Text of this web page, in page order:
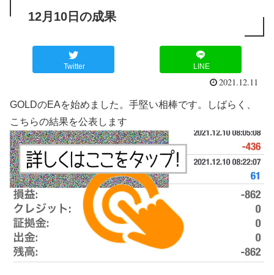
12月10日の成果
Twitter LINE
2021.12.11
GOLDのEAを始めました。手堅い相棒です。しばらく、
こちらの結果を公表します